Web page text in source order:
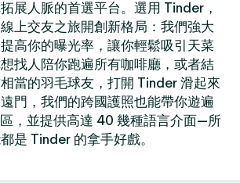
展人脈的首選平台。選用 Tinder，
上交友之旅開創新格局：我們強大
高你的曝光率，讓你輕鬆吸引天菜
找人陪你跑遍所有咖啡廳，或者結
當的羽毛球友，打開 Tinder 滑起來
門，我們的跨國護照也能帶你遊遍
，並提供高達 40 幾種語言介面—所
是 Tinder 的拿手好戲。